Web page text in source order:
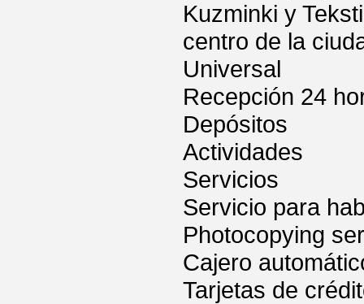
Kuzminki y
centro de la
Universal
Recepción 24
Depósitos
Actividades
Servicios
Servicio para
Photocopying
Cajero
Tarjetas de